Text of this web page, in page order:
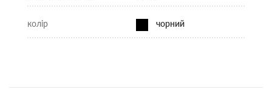
колір чорний